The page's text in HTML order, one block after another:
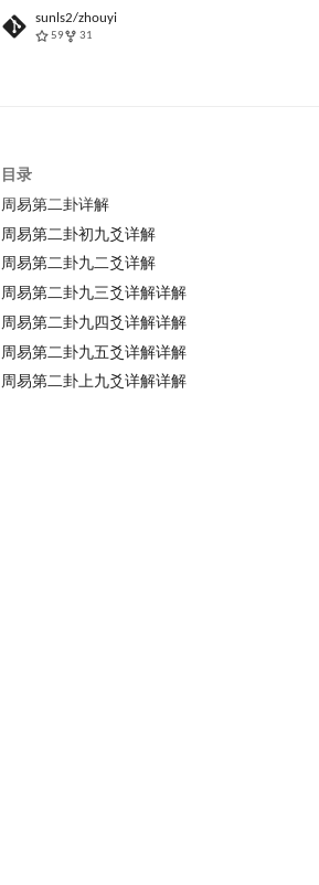
sunls2/zhouyi
59 31
目录
周易第二卦详解
周易第二卦初九爻详解
周易第二卦九二爻详解
周易第二卦九三爻详解详解
周易第二卦九四爻详解详解
周易第二卦九五爻详解详解
周易第二卦上九爻详解详解